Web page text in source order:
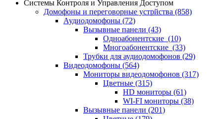
Системы Контроля и Управления Доступом
Домофоны и переговорные устрйства (858)
Аудиодомофоны (72)
Вызывные панели (43)
Одноабонентские (10)
Многоабонентские (33)
Трубки для аудиодомофонов (29)
Видеодомофоны (564)
Мониторы видеодомофонов (317)
Цветные (315)
HD мониторы (61)
WI-FI мониторы (38)
Вызывные панели (201)